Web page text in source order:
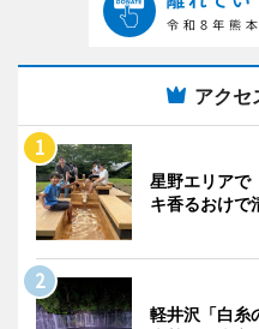
アクセ
星野エリア
キ香るおけで
軽井沢「白糸